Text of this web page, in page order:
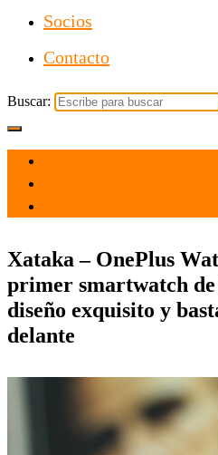
Socios
Contacto
Buscar:
Xataka – OnePlus
primer smartwatch
diseño exquisito y
delante